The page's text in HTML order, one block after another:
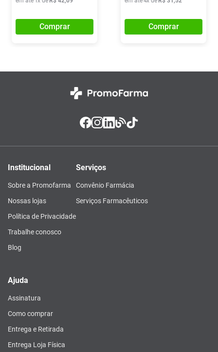
Comprar Comprar
Institucional
Sobre a Promofarma
Nossas lojas
Política de Privacidade
Trabalhe conosco
Blog
Serviços
Convênio Farmácia
Serviços Farmacêuticos
Ajuda
Assinatura
Como comprar
Entrega e Retirada
Entrega Loja Física